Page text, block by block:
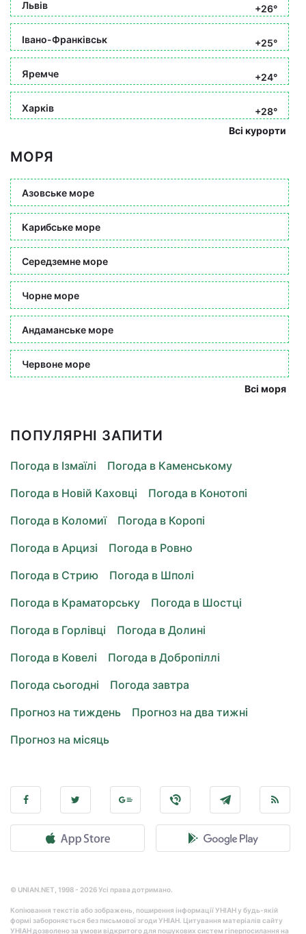
Львів +26°
Івано-Франківськ +25°
Яремче +24°
Харків
+28°
Всі курорти
МОРЯ
Азовське море
Карибське море
Середземне море
Чорне море
Андаманське море
Червоне море
Всі моря
ПОПУЛЯРНІ ЗАПИТИ
Погода в Ізмаїлі
Погода в Каменському
Погода в Новій Каховці
Погода в Конотопі
Погода в Коломиї
Погода в Коропі
Погода в Арцизі
Погода в Ровно
Погода в Стрию
Погода в Шполі
Погода в Краматорську
Погода в Шостці
Погода в Горлівці
Погода в Долині
Погода в Ковелі
Погода в Добропіллі
Погода сьогодні
Погода завтра
Прогноз на тиждень
Прогноз на два тижні
Прогноз на місяць
© UNIAN.NET, 1998 - 2026 Усі права дотримано.
Копіювання текстів або зображень, поширення інформації УНІАН у будь-якій
формі забороняється без письмової згоди УНІАН. Цитування матеріалів сайту
УНІАН дозволено за умови відкритого для пошукових систем гіперпосилання на